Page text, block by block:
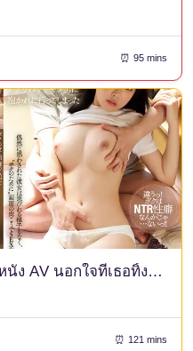
⏰ 95 mins
MIAA-949 เพื่อนของฉันเจอหนัง AV นอกใจที่เธอทิ้งไว้และเข้าใจผิด เธอเลยไปหาผู้ชายที่เธอเจอในแอป - Konatsu Kashiwagi
⏰ 121 mins